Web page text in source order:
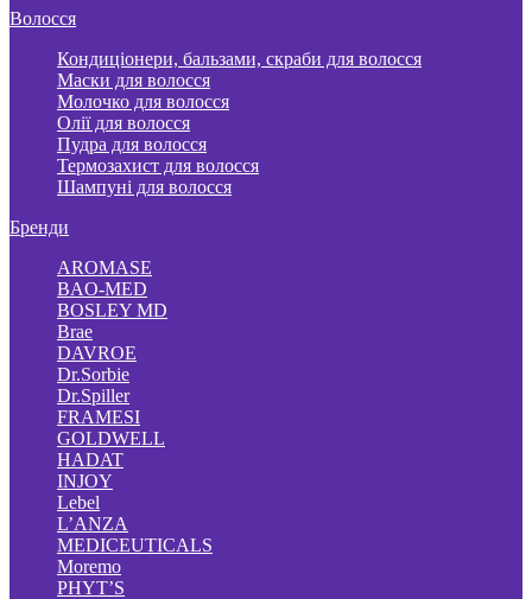
Волосся
Кондиціонери, бальзами, скраби для волосся
Маски для волосся
Молочко для волосся
Олії для волосся
Пудра для волосся
Термозахист для волосся
Шампуні для волосся
Бренди
AROMASE
BAO-MED
BOSLEY MD
Brae
DAVROE
Dr.Sorbie
Dr.Spiller
FRAMESI
GOLDWELL
HADAT
INJOY
Lebel
L’ANZA
MEDICEUTICALS
Moremo
PHYT’S